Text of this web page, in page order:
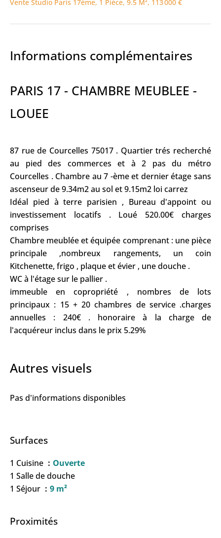
Vente Studio Paris 17ème, 1 Pièce, 9.5 M², 113 000 €
Informations complémentaires
PARIS 17 - CHAMBRE MEUBLEE -
LOUEE
87 rue de Courcelles 75017 . Quartier trés recherché
au pied des commerces et à 2 pas du métro
Courcelles . Chambre au 7 -ème et dernier étage sans
ascenseur de 9.34m2 au sol et 9.15m2 loi carrez
Idéal pied à terre parisien , Bureau d'appoint ou
investissement locatifs . Loué 520.00€ charges
comprises
Chambre meublée et équipée comprenant : une pièce
principale ,nombreux rangements, un coin
Kitchenette, frigo , plaque et évier , une douche .
WC à l'étage sur le pallier .
immeuble en copropriété , nombres de lots
principaux : 15 + 20 chambres de service .charges
annuelles : 240€ . honoraire à la charge de
l'acquéreur inclus dans le prix 5.29%
Autres visuels
Pas d'informations disponibles
Surfaces
1 Cuisine
Ouverte
1 Salle de douche
1 Séjour
9 m²
Proximités